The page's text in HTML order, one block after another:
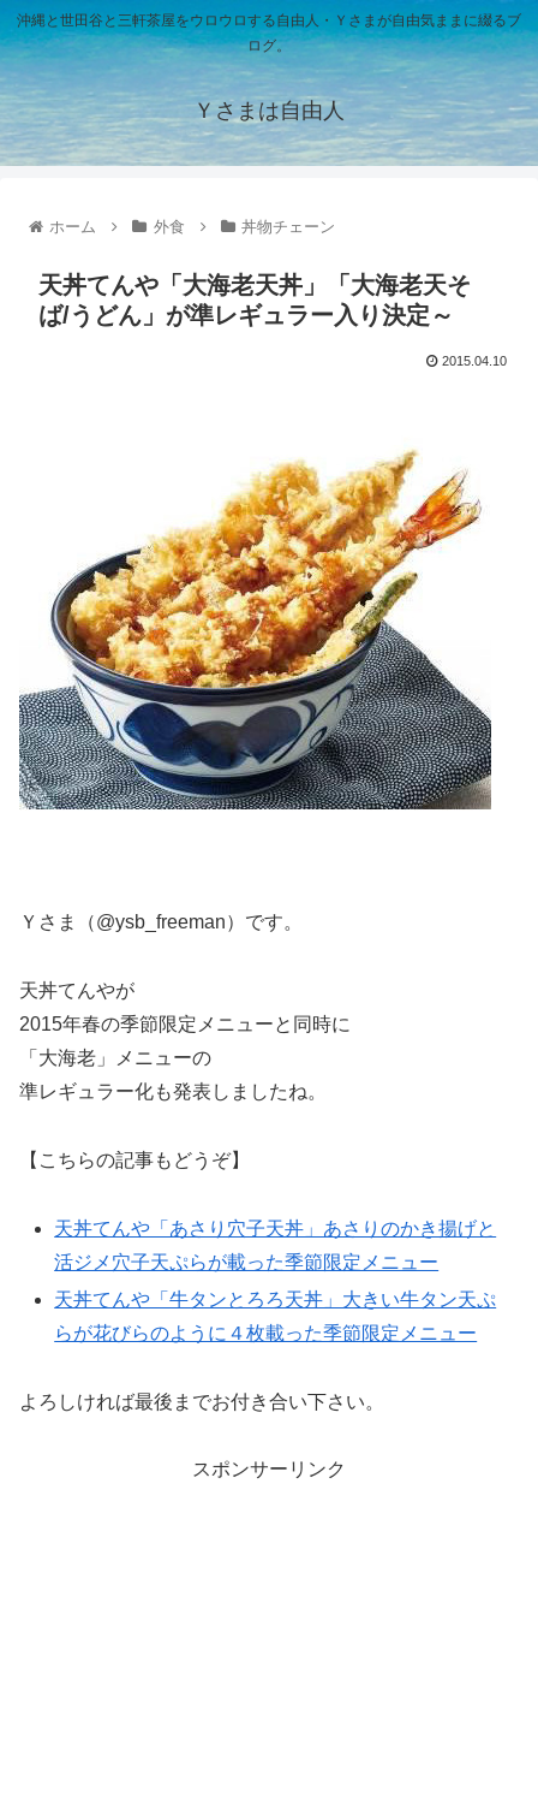
沖縄と世田谷と三軒茶屋をウロウロする自由人・Ｙさまが自由気ままに綴るブ
ログ。
Ｙさまは自由人
ホーム 外食 丼物チェーン
天丼てんや「大海老天丼」「大海老天そ
ば/うどん」が準レギュラー入り決定～
2015.04.10
Ｙさま（@ysb_freeman）です。
天丼てんやが
2015年春の季節限定メニューと同時に
「大海老」メニューの
準レギュラー化も発表しましたね。
【こちらの記事もどうぞ】
天丼てんや「あさり穴子天丼」あさりのかき揚げと
活ジメ穴子天ぷらが載った季節限定メニュー
天丼てんや「牛タンとろろ天丼」大きい牛タン天ぷ
らが花びらのように４枚載った季節限定メニュー
よろしければ最後までお付き合い下さい。
スポンサーリンク